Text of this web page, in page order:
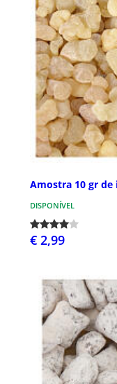
Amostra 10 gr de
DISPONÍVEL
€ 2,99